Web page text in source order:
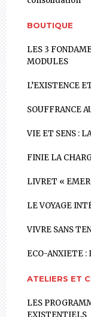
BOUTIQUE
LES 3
MODULES
L’EXISTENCE
SOUFFRANCE
VIE ET SENS :
FINIE LA
LIVRET «
LE VOYAGE
VIVRE SANS
ECO-ANXIETE :
ATELIERS ET
LES